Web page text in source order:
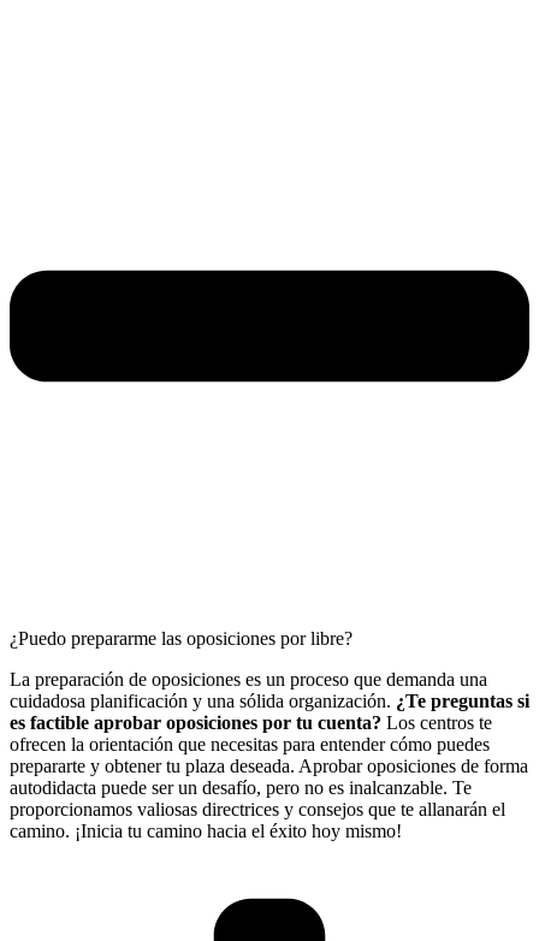
¿Puedo prepararme las oposiciones por libre?
La preparación de oposiciones es un proceso que demanda una
cuidadosa planificación y una sólida organización. ¿Te preguntas si
es factible aprobar oposiciones por tu cuenta? Los centros te
ofrecen la orientación que necesitas para entender cómo puedes
prepararte y obtener tu plaza deseada. Aprobar oposiciones de forma
autodidacta puede ser un desafío, pero no es inalcanzable. Te
proporcionamos valiosas directrices y consejos que te allanarán el
camino. ¡Inicia tu camino hacia el éxito hoy mismo!